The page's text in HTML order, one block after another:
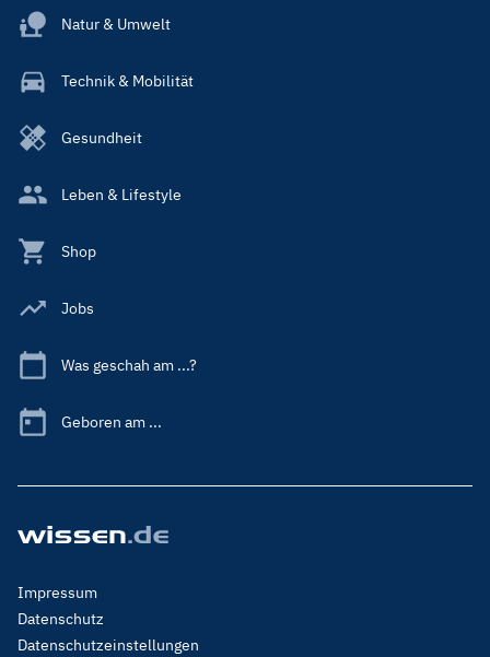
Natur & Umwelt
Technik & Mobilität
Gesundheit
Leben & Lifestyle
Shop
Jobs
Was geschah am ...?
Geboren am ...
Footer
Menu
Legal
Impressum
Datenschutz
Datenschutzeinstellungen